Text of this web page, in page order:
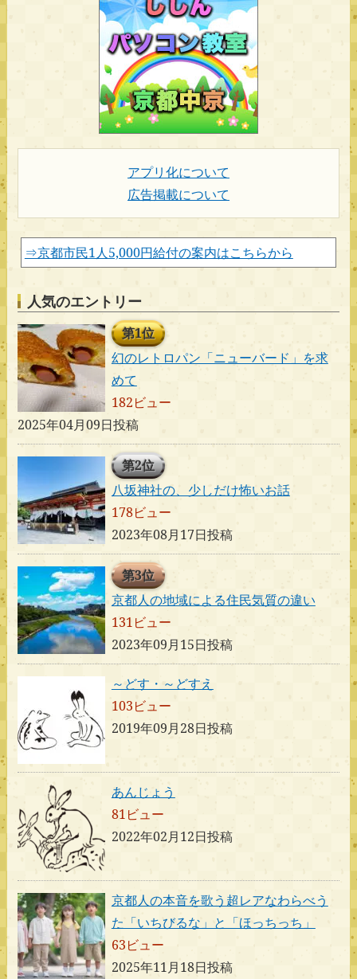
アプリ化について
広告掲載について
⇒京都市民1人5,000円給付の案内はこちらから
人気のエントリー
第1位
幻のレトロパン「ニューバード」を求
めて
182ビュー
2025年04月09日投稿
第2位
八坂神社の、少しだけ怖いお話
178ビュー
2023年08月17日投稿
第3位
京都人の地域による住民気質の違い
131ビュー
2023年09月15日投稿
～どす・～どすえ
103ビュー
2019年09月28日投稿
あんじょう
81ビュー
2022年02月12日投稿
京都人の本音を歌う超レアなわらべう
た「いちびるな」と「ほっちっち」
63ビュー
2025年11月18日投稿